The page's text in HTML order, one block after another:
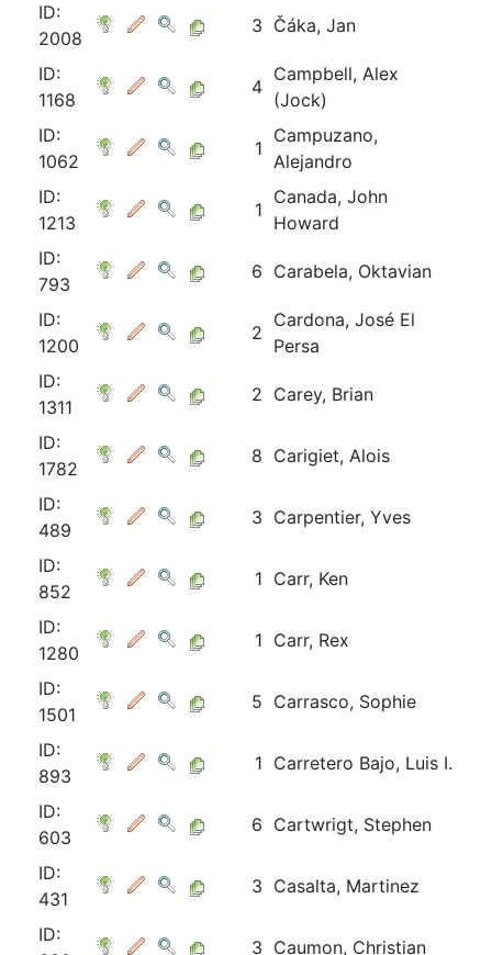
ID:
2008
3 Čáka, Jan
ID:
1168
4
Campbell, Alex
(Jock)
ID:
1062
1
Campuzano,
Alejandro
ID:
1213
1
Canada, John
Howard
ID:
793
6 Carabela, Oktavian
ID:
1200
2
Cardona, José El
Persa
ID:
1311
2 Carey, Brian
ID:
1782
8 Carigiet, Alois
ID:
489
3 Carpentier, Yves
ID:
852
1 Carr, Ken
ID:
1280
1 Carr, Rex
ID:
1501
5 Carrasco, Sophie
ID:
893
1 Carretero Bajo, Luis I.
ID:
603
6 Cartwrigt, Stephen
ID:
431
3 Casalta, Martinez
ID:
3 Caumon, Christian